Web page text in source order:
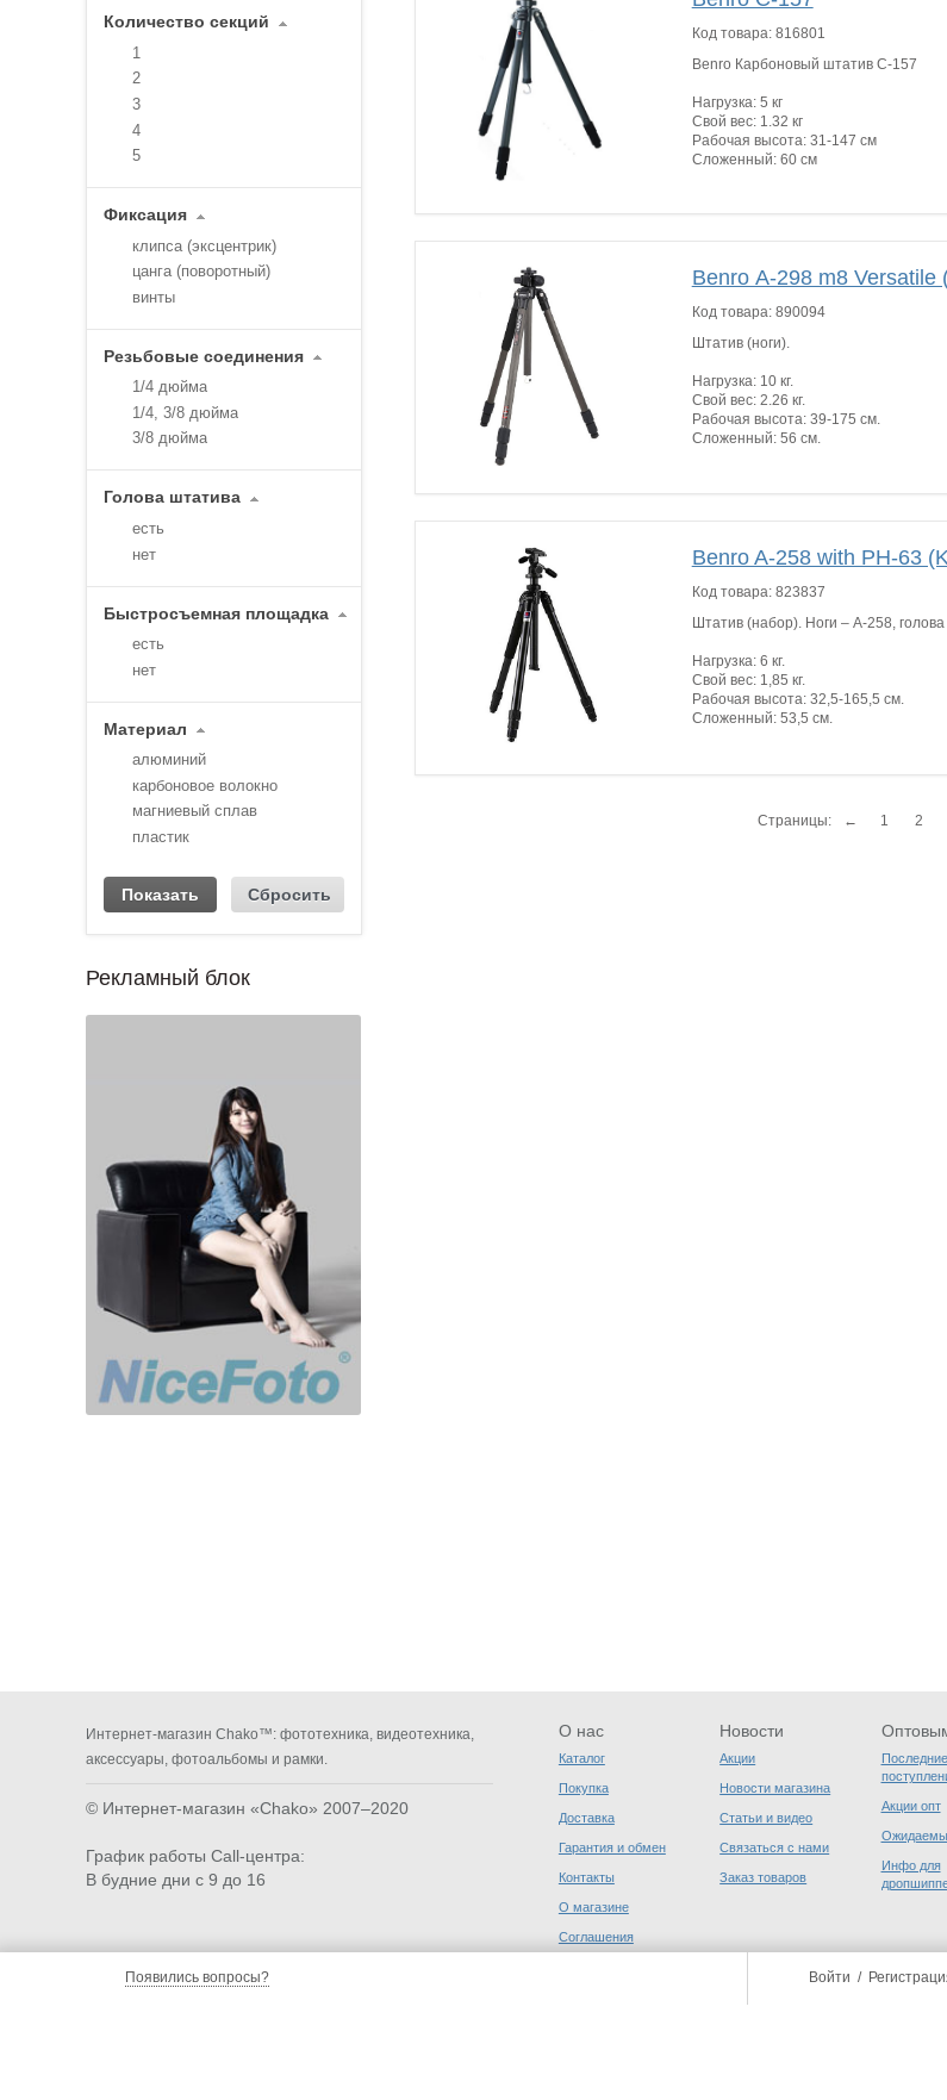
Появились вопросы? Войти /
Количество секций
1
2
3
4
5
Фиксация
клипса (эксцентрик)
цанга (поворотный)
винты
Резьбовые соединения
1/4 дюйма
1/4, 3/8 дюйма
3/8 дюйма
Голова штатива
есть
нет
Быстросъемная площадка
есть
нет
Материал
алюминий
карбоновое волокно
магниевый сплав
пластик
1 2 3 4
Рекламный блок
Код товара: 816801
Benro Карбоновый штатив C-157
Нагрузка: 5 кг
Свой вес: 1.32 кг
Рабочая высота: 31-147 см
Сложенный: 60 см
Benro А-298 m8 Versatile
Код товара: 890094
Штатив (ноги).
Нагрузка: 10 кг.
Свой вес: 2.26 кг.
Рабочая высота: 39-175 см.
Сложенный: 56 см.
Benro A-258 with PH-63
Код товара: 823837
Штатив (набор). Ноги – A-258, голова
Нагрузка: 6 кг.
Свой вес: 1,85 кг.
Рабочая высота: 32,5-165,5 см.
Сложенный: 53,5 см.
Страницы: ← 1 2
Интернет-магазин Chako™: фототехника, видеотехника,
аксессуары, фотоальбомы и рамки.
© Интернет-магазин «Chako» 2007–2020
График работы Call-центра:
В будние дни с 9 до 16
О нас
Каталог
Покупка
Доставка
Гарантия и обмен
Контакты
О магазине
Соглашения
пользователя
Новости
Акции
Новости магазина
Статьи и видео
Связаться с нами
Заказ товаров
Последние
Акции опт
Инфо для